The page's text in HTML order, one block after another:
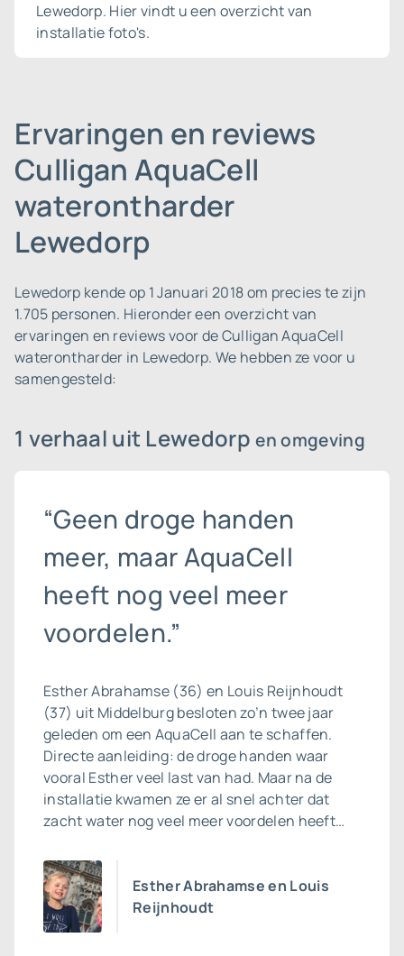
Lewedorp. Hier vindt u een overzicht van
installatie foto's.
Ervaringen en reviews
Culligan AquaCell
waterontharder
Lewedorp
Lewedorp kende op 1 Januari 2018 om precies te zijn
1.705 personen. Hieronder een overzicht van
ervaringen en reviews voor de Culligan AquaCell
waterontharder in Lewedorp. We hebben ze voor u
samengesteld:
1 verhaal uit Lewedorpen omgeving
“Geen droge handen
meer, maar AquaCell
heeft nog veel meer
voordelen.”
Esther Abrahamse (36) en Louis Reijnhoudt
(37) uit Middelburg besloten zo’n twee jaar
geleden om een AquaCell aan te schaffen.
Directe aanleiding: de droge handen waar
vooral Esther veel last van had. Maar na de
installatie kwamen ze er al snel achter dat
zacht water nog veel meer voordelen heeft…
Esther Abrahamse en Louis
Reijnhoudt